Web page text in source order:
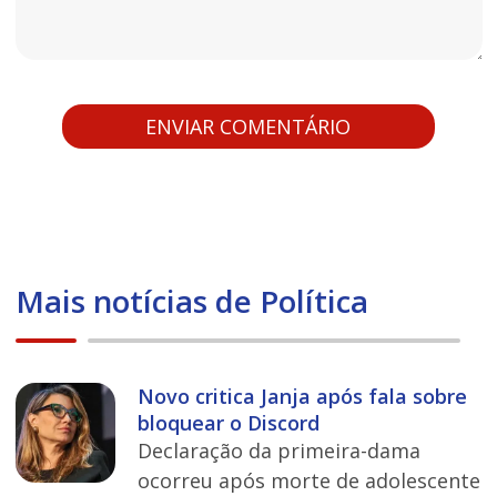
Mais notícias de Política
Novo critica Janja após fala sobre
bloquear o Discord
Declaração da primeira-dama
ocorreu após morte de adolescente